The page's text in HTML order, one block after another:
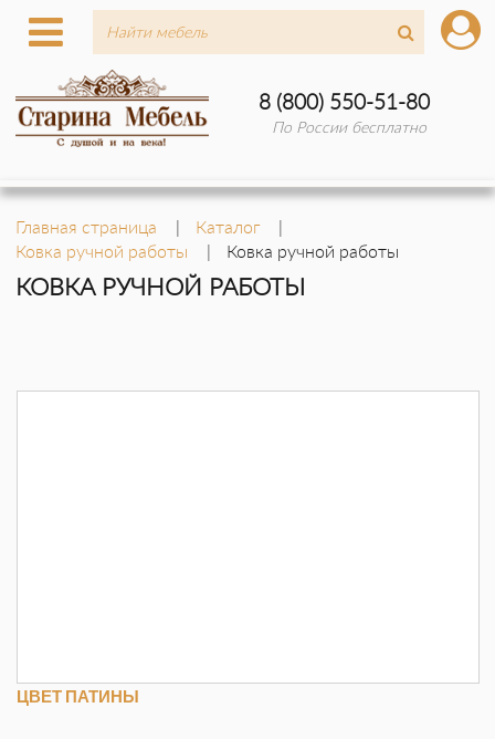
8 (800) 550-51-80
По России бесплатно
Главная страница
Каталог
Ковка ручной работы
Ковка ручной работы
КОВКА РУЧНОЙ РАБОТЫ
ЦВЕТ ПАТИНЫ